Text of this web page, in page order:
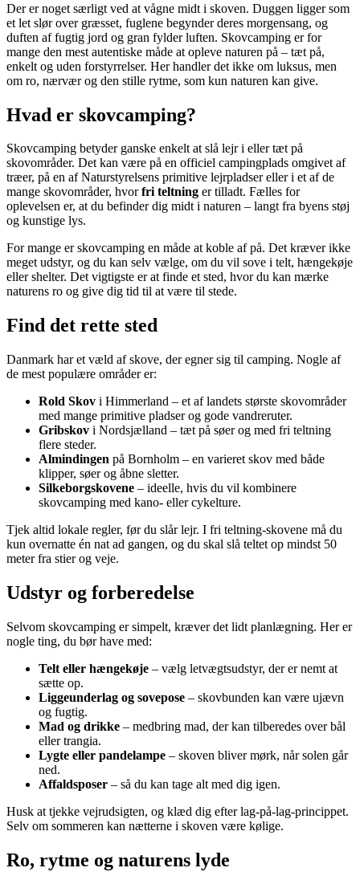
Der er noget særligt ved at vågne midt i skoven. Duggen ligger som
et let slør over græsset, fuglene begynder deres morgensang, og
duften af fugtig jord og gran fylder luften. Skovcamping er for
mange den mest autentiske måde at opleve naturen på – tæt på,
enkelt og uden forstyrrelser. Her handler det ikke om luksus, men
om ro, nærvær og den stille rytme, som kun naturen kan give.
Hvad er skovcamping?
Skovcamping betyder ganske enkelt at slå lejr i eller tæt på
skovområder. Det kan være på en officiel campingplads omgivet af
træer, på en af Naturstyrelsens primitive lejrpladser eller i et af de
mange skovområder, hvorfri teltning er tilladt. Fælles for
oplevelsen er, at du befinder dig midt i naturen – langt fra byens støj
og kunstige lys.
For mange er skovcamping en måde at koble af på. Det kræver ikke
meget udstyr, og du kan selv vælge, om du vil sove i telt, hængekøje
eller shelter. Det vigtigste er at finde et sted, hvor du kan mærke
naturens ro og give dig tid til at være til stede.
Find det rette sted
Danmark har et væld af skove, der egner sig til camping. Nogle af
de mest populære områder er:
Rold Skov i Himmerland – et af landets største skovområder
med mange primitive pladser og gode vandreruter.
Gribskov i Nordsjælland – tæt på søer og med fri teltning
flere steder.
Almindingen på Bornholm – en varieret skov med både
klipper, søer og åbne sletter.
Silkeborgskovene – ideelle, hvis du vil kombinere
skovcamping med kano- eller cykelture.
Tjek altid lokale regler, før du slår lejr. I fri teltning-skovene må du
kun overnatte én nat ad gangen, og du skal slå teltet op mindst 50
meter fra stier og veje.
Udstyr og forberedelse
Selvom skovcamping er simpelt, kræver det lidt planlægning. Her er
nogle ting, du bør have med:
Telt eller hængekøje – vælg letvægtsudstyr, der er nemt at
sætte op.
Liggeunderlag og sovepose – skovbunden kan være ujævn
og fugtig.
Mad og drikke – medbring mad, der kan tilberedes over bål
eller trangia.
Lygte eller pandelampe – skoven bliver mørk, når solen går
ned.
Affaldsposer – så du kan tage alt med dig igen.
Husk at tjekke vejrudsigten, og klæd dig efter lag-på-lag-princippet.
Selv om sommeren kan nætterne i skoven være kølige.
Ro, rytme og naturens lyde